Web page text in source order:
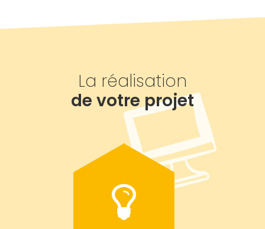
La réalisation
de votre projet